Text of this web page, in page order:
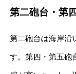
第二砲台・第
第二砲台は海岸沿
す。第四・第五砲